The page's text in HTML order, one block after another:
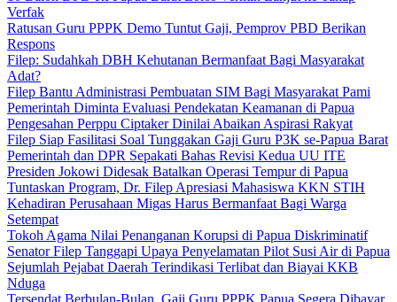
Verfak
Ratusan Guru PPPK Demo Tuntut Gaji, Pemprov PBD Berikan
Respons
Filep: Sudahkah DBH Kehutanan Bermanfaat Bagi Masyarakat
Adat?
Filep Bantu Administrasi Pembuatan SIM Bagi Masyarakat Pami
Pemerintah Diminta Evaluasi Pendekatan Keamanan di Papua
Pengesahan Perppu Ciptaker Dinilai Abaikan Aspirasi Rakyat
Filep Siap Fasilitasi Soal Tunggakan Gaji Guru P3K se-Papua Barat
Pemerintah dan DPR Sepakati Bahas Revisi Kedua UU ITE
Presiden Jokowi Didesak Batalkan Operasi Tempur di Papua
Tuntaskan Program, Dr. Filep Apresiasi Mahasiswa KKN STIH
Kehadiran Perusahaan Migas Harus Bermanfaat Bagi Warga
Setempat
Tokoh Agama Nilai Penanganan Korupsi di Papua Diskriminatif
Senator Filep Tanggapi Upaya Penyelamatan Pilot Susi Air di Papua
Sejumlah Pejabat Daerah Terindikasi Terlibat dan Biayai KKB
Nduga
Tersendat Berbulan-Bulan, Gaji Guru PPPK Papua Segera Dibayar